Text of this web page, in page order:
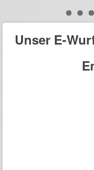
Unser E-